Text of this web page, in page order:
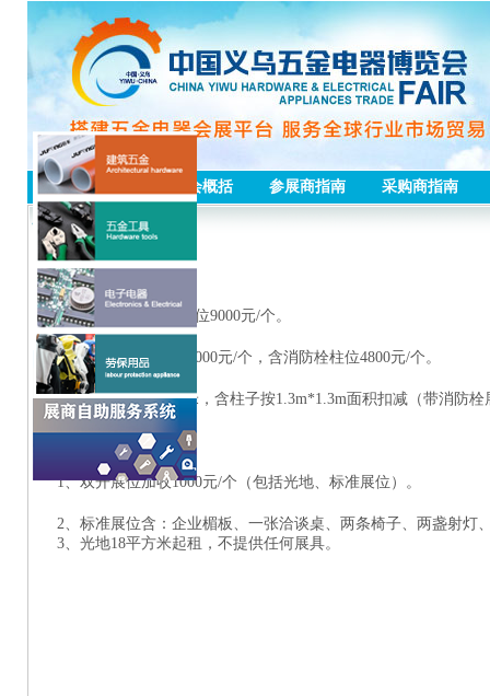
首页 五金会概括 参展商指南 采购商指南
参展费用
收费标准
1、3x3米国际标准展位9000元/个。
2、标准展位含柱位5000元/个，含消防栓柱位4800元/个。
3、光地900元/平方米，含柱子按1.3m*1.3m面积扣减（带消防栓
1、双开展位加收1000元/个（包括光地、标准展位）。
2、标准展位含：企业楣板、一张洽谈桌、两条椅子、两盏射灯
3、光地18平方米起租，不提供任何展具。